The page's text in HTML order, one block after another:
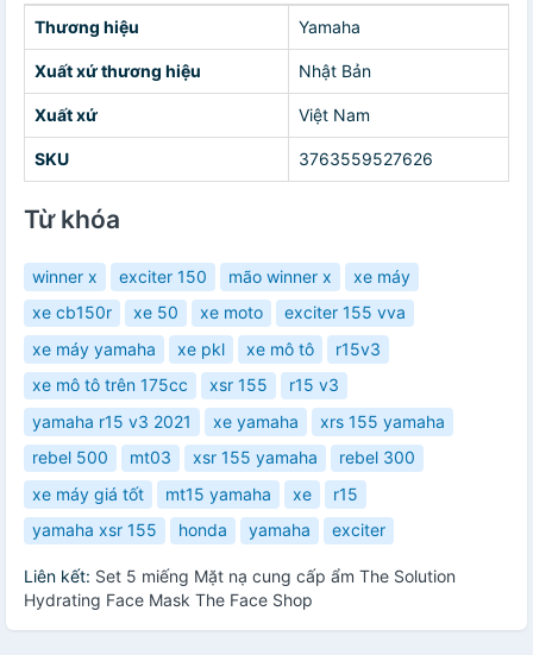
Thương hiệu Yamaha
Xuất xứ thương hiệu Nhật Bản
Xuất xứ Việt Nam
SKU 3763559527626
Từ khóa
winner x exciter 150 mão winner x
xe máy
xe cb150r
xe 50 xe moto
exciter 155 vva
xe máy yamaha
xe pkl xe mô tô
r15v3
xe mô tô trên 175cc
xsr 155
r15 v3
yamaha r15 v3 2021
xe yamaha
xrs 155 yamaha
rebel 500
mt03 xsr 155 yamaha
rebel 300
xe máy giá tốt
mt15 yamaha xe
r15
yamaha xsr 155
honda yamaha exciter
Liên kết: Set 5 miếng Mặt nạ cung cấp ẩm The Solution
Hydrating Face Mask The Face Shop